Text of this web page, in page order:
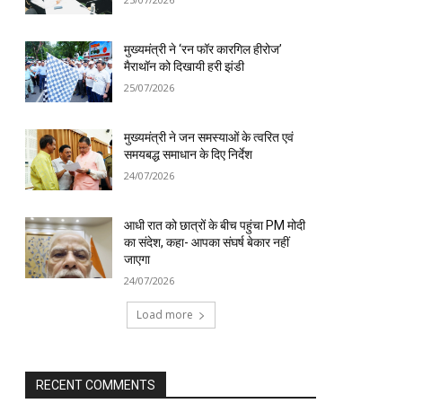
मुख्यमंत्री ने ‘रन फॉर कारगिल हीरोज’
मैराथॉन को दिखायी हरी झंडी
25/07/2026
मुख्यमंत्री ने जन समस्याओं के त्वरित एवं
समयबद्ध समाधान के दिए निर्देश
24/07/2026
आधी रात को छात्रों के बीच पहुंचा PM मोदी
का संदेश, कहा- आपका संघर्ष बेकार नहीं
जाएगा
24/07/2026
Load more
RECENT COMMENTS